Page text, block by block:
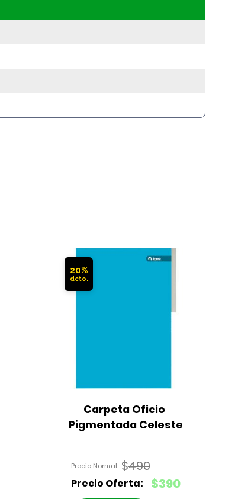
20%
Carpeta Oficio
Pigmentada Celeste
$490
El
precio
$390